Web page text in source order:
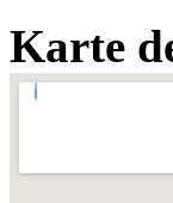
Karte